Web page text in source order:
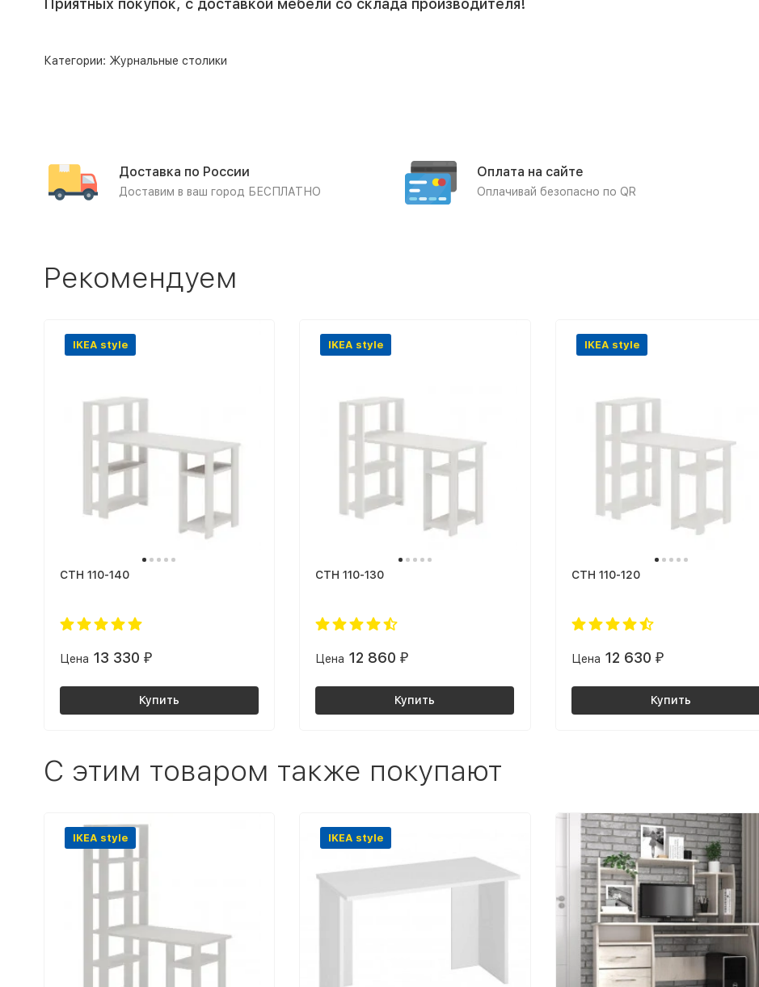
Приятных покупок, с доставкой мебели со склада производителя!
Категории: Журнальные столики
Доставка по России
Доставим в ваш город БЕСПЛАТНО
Оплата на сайте
Оплачивай безопасно по QR
Рекомендуем
IKEA style
СТН 110-140
Цена 13 330 ₽
Купить
IKEA style
СТН 110-130
Цена 12 860₽
Купить
IKEA style
СТН 110-120
Цена 12 630 ₽
Купить
C этим товаром также покупают
IKEA style IKEA style